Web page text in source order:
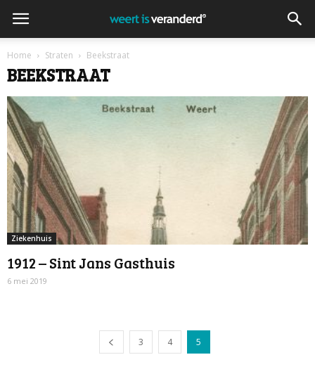
Home Straten Beekstraat
BEEKSTRAAT
Ziekenhuis
1912 – Sint Jans Gasthuis
6 mei 2019
3 4 5